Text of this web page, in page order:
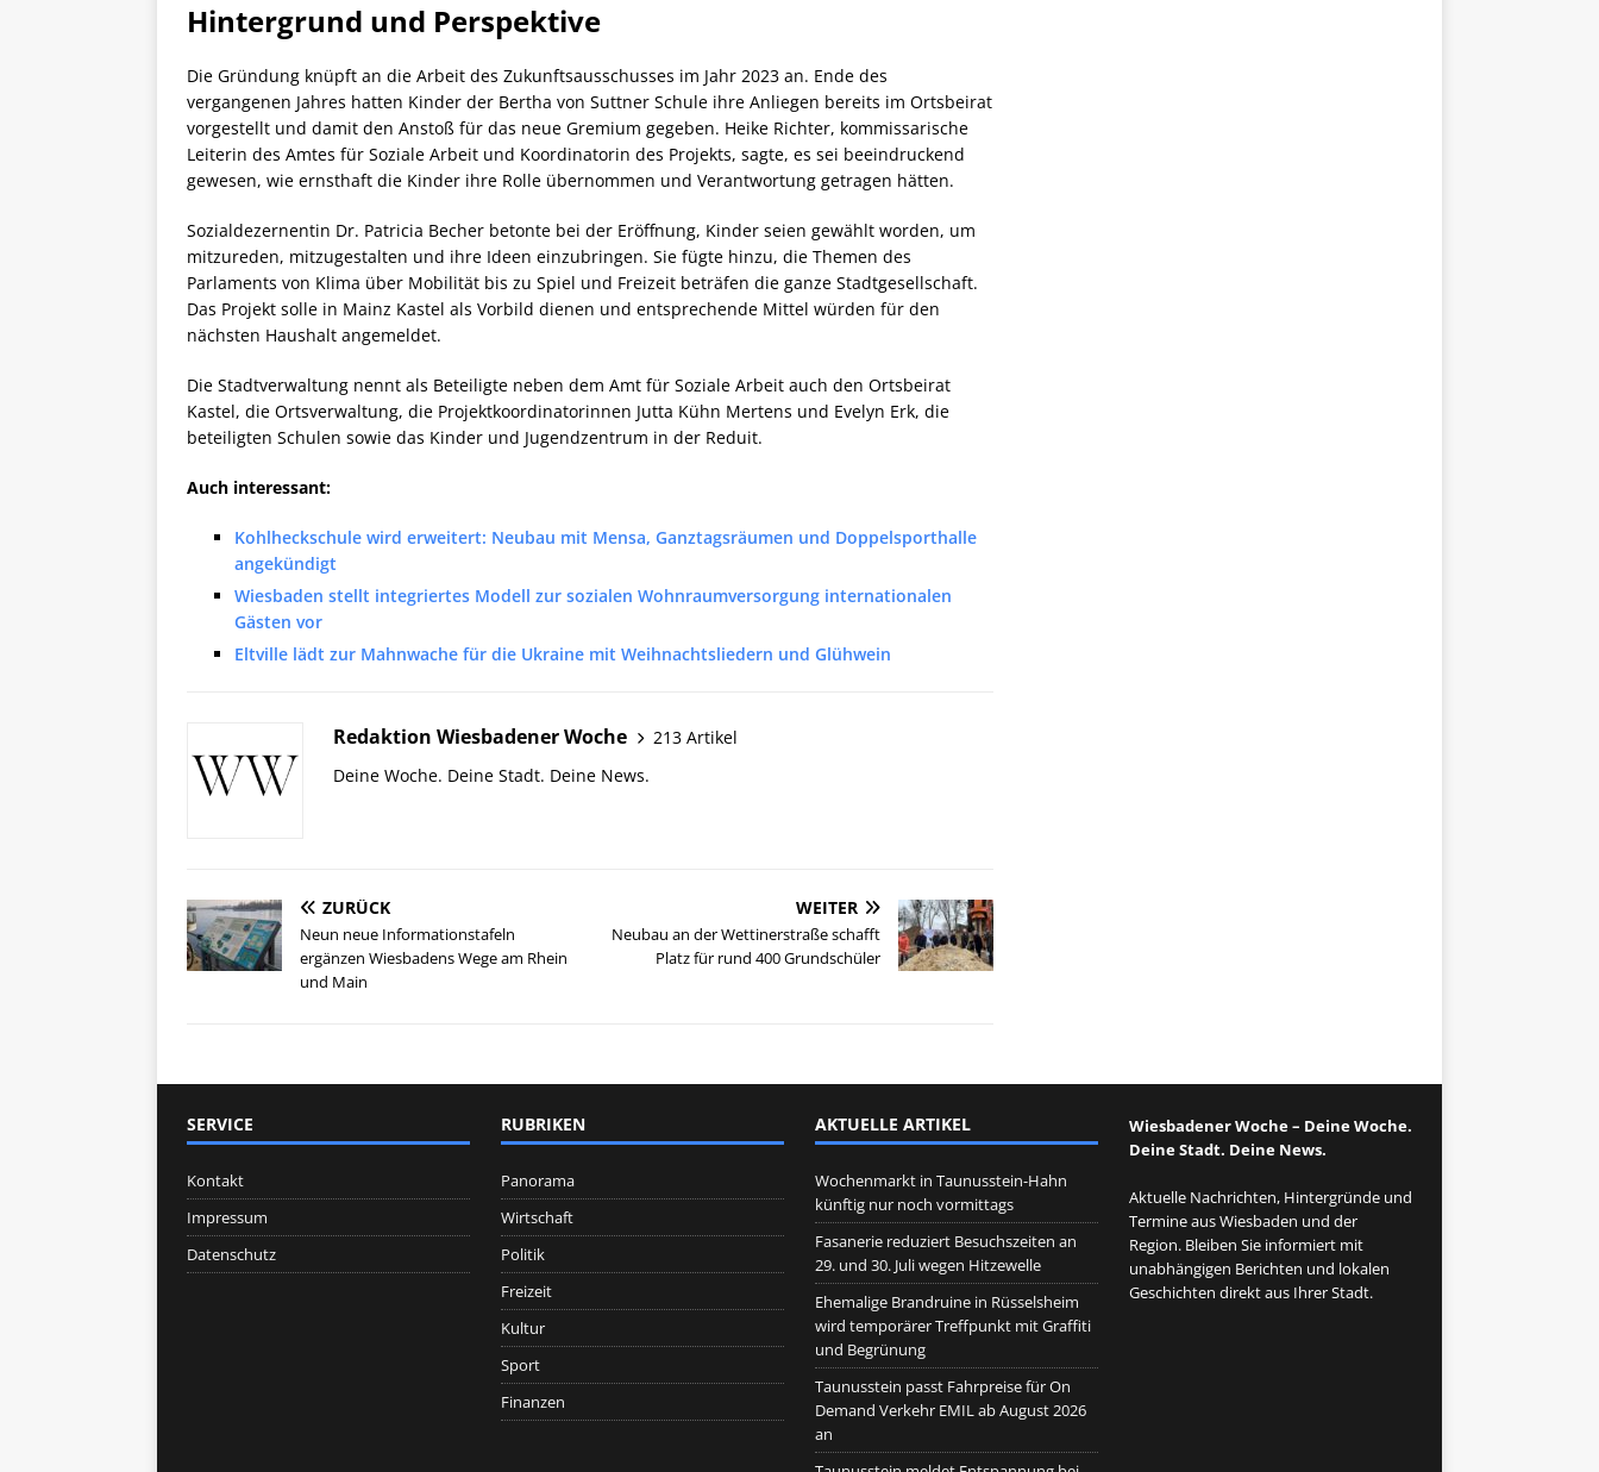
Hintergrund und Perspektive
Die Gründung knüpft an die Arbeit des Zukunftsausschusses im Jahr 2023 an. Ende des
vergangenen Jahres hatten Kinder der Bertha von Suttner Schule ihre Anliegen bereits im Ortsbeirat
vorgestellt und damit den Anstoß für das neue Gremium gegeben. Heike Richter, kommissarische
Leiterin des Amtes für Soziale Arbeit und Koordinatorin des Projekts, sagte, es sei beeindruckend
gewesen, wie ernsthaft die Kinder ihre Rolle übernommen und Verantwortung getragen hätten.
Sozialdezernentin Dr. Patricia Becher betonte bei der Eröffnung, Kinder seien gewählt worden, um
mitzureden, mitzugestalten und ihre Ideen einzubringen. Sie fügte hinzu, die Themen des
Parlaments von Klima über Mobilität bis zu Spiel und Freizeit beträfen die ganze Stadtgesellschaft.
Das Projekt solle in Mainz Kastel als Vorbild dienen und entsprechende Mittel würden für den
nächsten Haushalt angemeldet.
Die Stadtverwaltung nennt als Beteiligte neben dem Amt für Soziale Arbeit auch den Ortsbeirat
Kastel, die Ortsverwaltung, die Projektkoordinatorinnen Jutta Kühn Mertens und Evelyn Erk, die
beteiligten Schulen sowie das Kinder und Jugendzentrum in der Reduit.
Auch interessant:
Kohlheckschule wird erweitert: Neubau mit Mensa, Ganztagsräumen und Doppelsporthalle
angekündigt
Wiesbaden stellt integriertes Modell zur sozialen Wohnraumversorgung internationalen
Gästen vor
Eltville lädt zur Mahnwache für die Ukraine mit Weihnachtsliedern und Glühwein
Redaktion Wiesbadener Woche
213 Artikel
Deine Woche. Deine Stadt. Deine News.
ZURÜCK
Neun neue Informationstafeln
ergänzen Wiesbadens Wege am Rhein
und Main
WEITER
Neubau an der Wettinerstraße schafft
Platz für rund 400 Grundschüler
SERVICE
Kontakt
Impressum
Datenschutz
RUBRIKEN
Panorama
Wirtschaft
Politik
Freizeit
Kultur
Sport
Finanzen
AKTUELLE ARTIKEL
Wochenmarkt in Taunusstein-Hahn
künftig nur noch vormittags
Fasanerie reduziert Besuchszeiten an
29. und 30. Juli wegen Hitzewelle
Ehemalige Brandruine in Rüsselsheim
wird temporärer Treffpunkt mit Graffiti
und Begrünung
Taunusstein passt Fahrpreise für On
Demand Verkehr EMIL ab August 2026
an
Wiesbadener Woche – Deine Woche.
Deine Stadt. Deine News.
Aktuelle Nachrichten, Hintergründe und
Termine aus Wiesbaden und der
Region. Bleiben Sie informiert mit
unabhängigen Berichten und lokalen
Geschichten direkt aus Ihrer Stadt.